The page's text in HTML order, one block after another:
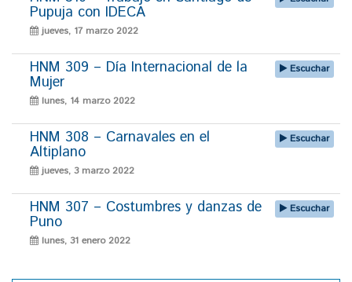
Pupuja con IDECA
jueves, 17 marzo 2022
HNM 309 – Día Internacional de la
Mujer
lunes, 14 marzo 2022
Escuchar
HNM 308 – Carnavales en el
Altiplano
jueves, 3 marzo 2022
Escuchar
HNM 307 – Costumbres y danzas de
Puno
lunes, 31 enero 2022
Escuchar